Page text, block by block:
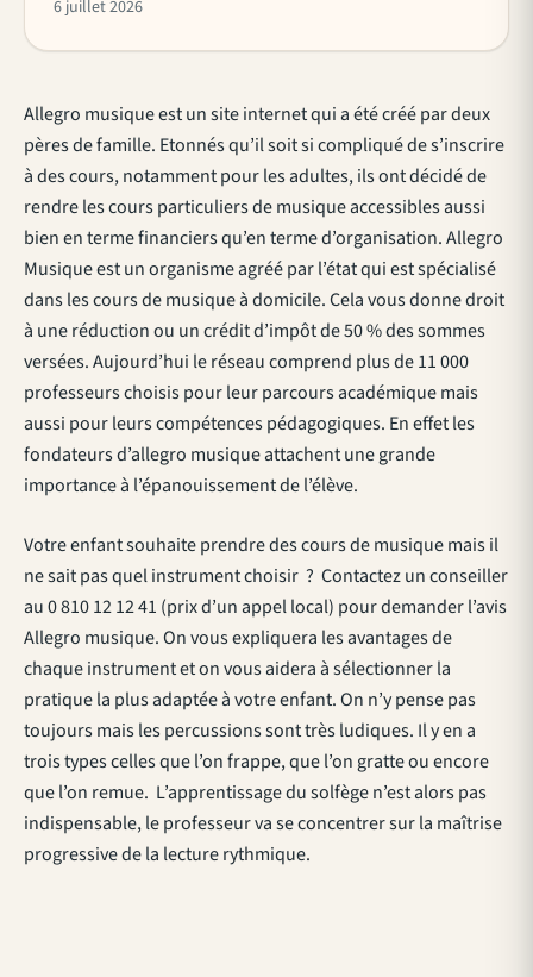
Allegro musique est un site internet qui a été créé par deux
pères de famille. Etonnés qu’il soit si compliqué de s’inscrire
à des cours, notamment pour les adultes, ils ont décidé de
rendre les cours particuliers de musique accessibles aussi
bien en terme financiers qu’en terme d’organisation. Allegro
Musique est un organisme agréé par l’état qui est spécialisé
dans les cours de musique à domicile. Cela vous donne droit
à une réduction ou un crédit d’impôt de 50 % des sommes
versées. Aujourd’hui le réseau comprend plus de 11 000
professeurs choisis pour leur parcours académique mais
aussi pour leurs compétences pédagogiques. En effet les
fondateurs d’allegro musique attachent une grande
importance à l’épanouissement de l’élève.
Votre enfant souhaite prendre des cours de musique mais il
ne sait pas quel instrument choisir ? Contactez un conseiller
au 0 810 12 12 41 (prix d’un appel local) pour demander l’avis
Allegro musique. On vous expliquera les avantages de
chaque instrument et on vous aidera à sélectionner la
pratique la plus adaptée à votre enfant. On n’y pense pas
toujours mais les percussions sont très ludiques. Il y en a
trois types celles que l’on frappe, que l’on gratte ou encore
que l’on remue. L’apprentissage du solfège n’est alors pas
indispensable, le professeur va se concentrer sur la maîtrise
progressive de la lecture rythmique.
6 juillet 2026